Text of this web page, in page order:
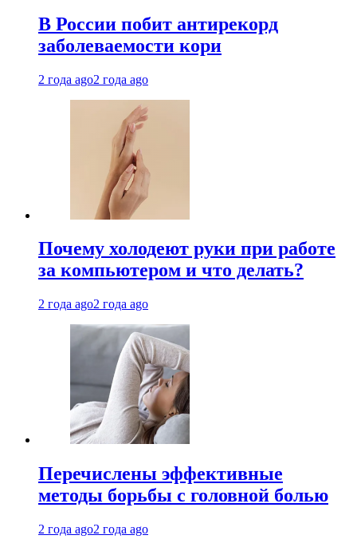
В России побит антирекорд
заболеваемости кори
2 года ago2 года ago
Почему холодеют руки при работе
за компьютером и что делать?
2 года ago2 года ago
Перечислены эффективные
методы борьбы с головной болью
2 года ago2 года ago